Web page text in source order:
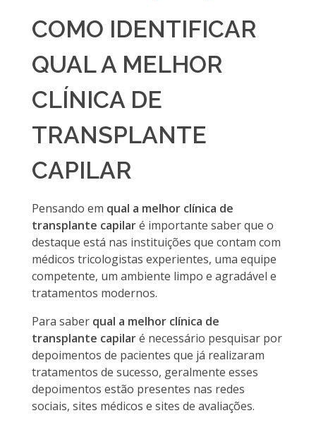
COMO IDENTIFICAR
QUAL A MELHOR
CLÍNICA DE
TRANSPLANTE
CAPILAR
Pensando em qual a melhor clínica de
transplante capilaré importante saber que o
destaque está nas instituições que contam com
médicos tricologistas experientes, uma equipe
competente, um ambiente limpo e agradável e
tratamentos modernos.
Para saber qual a melhor clínica de
transplante capilaré necessário pesquisar por
depoimentos de pacientes que já realizaram
tratamentos de sucesso, geralmente esses
depoimentos estão presentes nas redes
sociais, sites médicos e sites de avaliações.